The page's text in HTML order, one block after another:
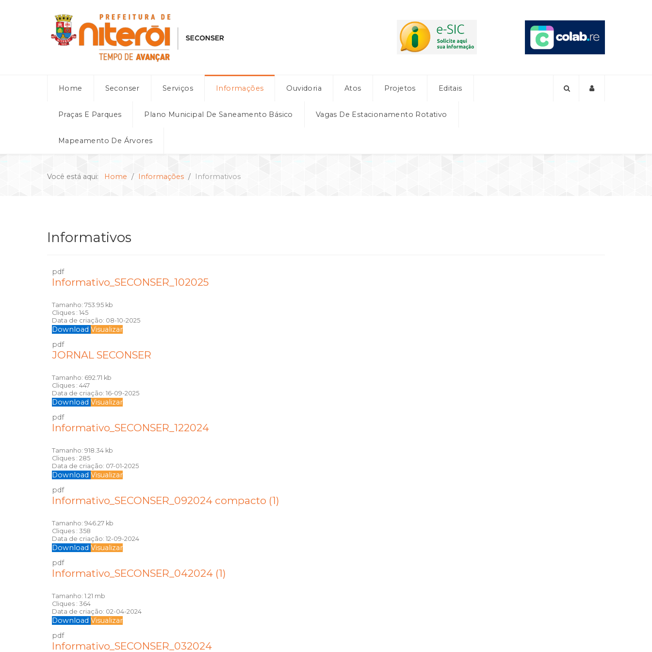
Home Seconser Serviços Informações Ouvidoria Atos Projetos Editais
Praças E Parques Plano Municipal De Saneamento Básico Vagas De Estacionamento Rotativo
Mapeamento De Árvores
Você está aqui: Home Informações Informativos
Informativos
pdf
Informativo_SECONSER_102025
Tamanho: 753.95 kb
Cliques : 145
Data de criação: 08-10-2025
Download Visualizar
pdf
JORNAL SECONSER
Tamanho: 692.71 kb
Cliques : 447
Data de criação: 16-09-2025
Download Visualizar
pdf
Informativo_SECONSER_122024
Tamanho: 918.34 kb
Cliques : 285
Data de criação: 07-01-2025
Download Visualizar
pdf
Informativo_SECONSER_092024 compacto (1)
Tamanho: 946.27 kb
Cliques : 358
Data de criação: 12-09-2024
Download Visualizar
pdf
Informativo_SECONSER_042024 (1)
Tamanho: 1.21 mb
Cliques : 364
Data de criação: 02-04-2024
Download Visualizar
pdf
Informativo_SECONSER_032024